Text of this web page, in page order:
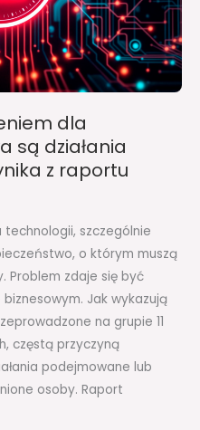
dla
są działania
z raportu
szczególnie
o którym muszą
Problem zdaje się być
Jak wykazują
na grupie 11
częstą przyczyną
podejmowane lub
osoby. Raport